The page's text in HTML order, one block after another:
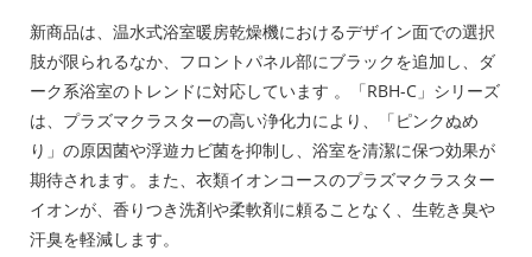
新商品は、温水式浴室暖房乾燥機におけるデザイン面での選択
肢が限られるなか、フロントパネル部にブラックを追加し、ダ
ーク系浴室のトレンドに対応しています 。「RBH-C」シリーズ
は、プラズマクラスターの高い浄化力により、「ピンクぬめ
り」の原因菌や浮遊カビ菌を抑制し、浴室を清潔に保つ効果が
期待されます。また、衣類イオンコースのプラズマクラスター
イオンが、香りつき洗剤や柔軟剤に頼ることなく、生乾き臭や
汗臭を軽減します。